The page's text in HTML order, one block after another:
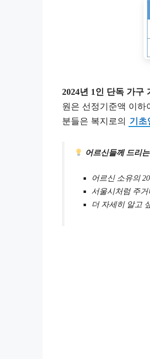
2024년 1인 단독 가구
원은 선정기준액 이하
분들은 복지로의
기초
어르신들께 드리
어르신 소유의
서울시처럼 주
더 자세히 알고